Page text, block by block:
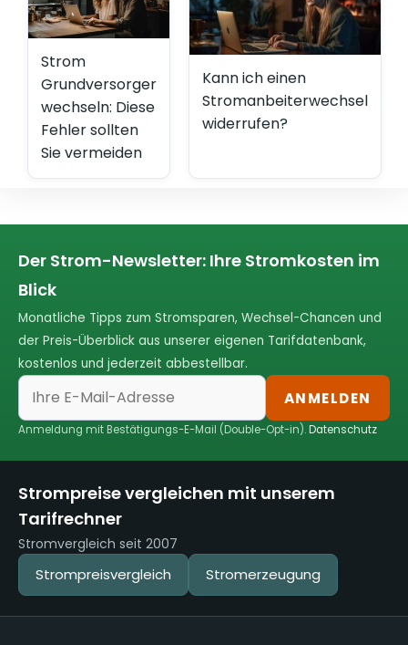
Strom
Grundversorger
wechseln: Diese
Fehler sollten
Sie vermeiden
Kann ich einen
Stromanbeiterwechsel
widerrufen?
Der Strom-Newsletter: Ihre Stromkosten im
Blick
Monatliche Tipps zum Stromsparen, Wechsel-Chancen und
der Preis-Überblick aus unserer eigenen Tarifdatenbank,
kostenlos und jederzeit abbestellbar.
ANMELDEN
Anmeldung mit Bestätigungs-E-Mail (Double-Opt-in).Datenschutz
Strompreise vergleichen mit unserem
Tarifrechner
Stromvergleich seit 2007
Strompreisvergleich Stromerzeugung